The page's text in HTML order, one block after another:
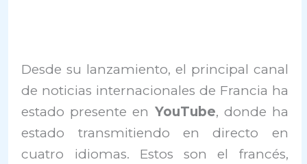
Desde su lanzamiento, el principal canal
de noticias internacionales de Francia ha
estado presente en YouTube, donde ha
estado transmitiendo en directo en
cuatro idiomas. Estos son el francés,